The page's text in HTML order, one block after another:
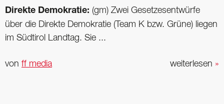
Direkte Demokratie: (gm) Zwei Gesetzesentwürfe
über die Direkte Demokratie (Team K bzw. Grüne) liegen
im Südtirol Landtag. Sie ...
weiterlesen »
von ff media